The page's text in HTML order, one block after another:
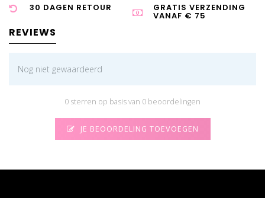
30 DAGEN RETOUR GRATIS VERZENDING
VANAF € 75
REVIEWS
Nog niet gewaardeerd
0 sterren op basis van 0 beoordelingen
JE BEOORDELING TOEVOEGEN